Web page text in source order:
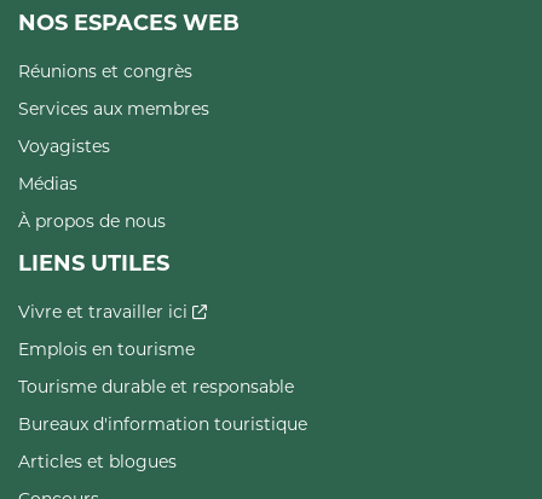
NOS ESPACES WEB
Réunions et congrès
Services aux membres
Voyagistes
Médias
À propos de nous
LIENS UTILES
Vivre et travailler ici
Emplois en tourisme
Tourisme durable et responsable
Bureaux d'information touristique
Articles et blogues